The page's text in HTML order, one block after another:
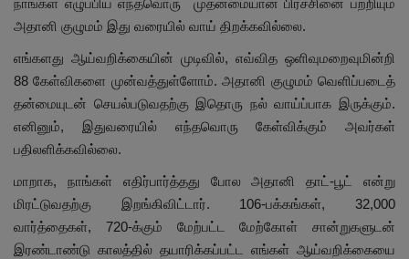
நாங்கள் எழுப்பிய எந்தவொரு முதன்மையான பிரச்சினை பற்றியும்
அதானி குழுமம் இது வரையில் வாய் திறக்கவில்லை.
எங்களது ஆய்வறிக்கையின் முடிவில், எவ்வித ஒளிவுமறைவுமின்றி
88 கேள்விகளை முன்வத்துள்ளோம். அதானி குழுமம் வெளிப்படைத்
தன்மையுடன் செயல்படுவதற்கு இதொரு நல் வாய்ப்பாக இருக்கும்.
எனினும், இதுவரையில் எந்தவொரு கேள்விக்கும் அவர்கள்
பதிலளிக்கவில்லை.
மாறாக, நாங்கள் எதிர்பார்த்தது போல அதானி தாட்-பூட் என்று
மிரட்டுவதற்கு இறங்கிவிட்டார். 106-பக்கங்கள், 32,000
வார்த்தைகள், 720-க்கும் மேற்பட்ட மேற்கோள் சான்றுகளுடன்
இரண்டாண்டு காலத்தில் தயாரிக்கப்பட்ட எங்கள் ஆய்வறிக்கையை